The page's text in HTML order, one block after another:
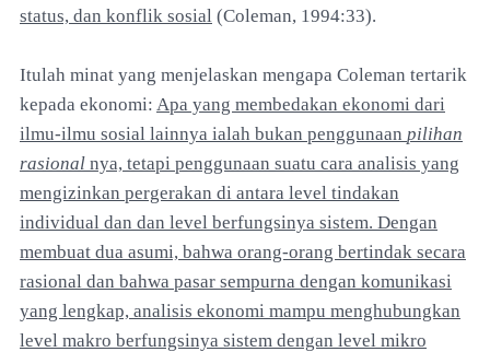
status, dan konflik sosial (Coleman, 1994:33).
Itulah minat yang menjelaskan mengapa Coleman tertarik
kepada ekonomi: Apa yang membedakan ekonomi dari
ilmu-ilmu sosial lainnya ialah bukan penggunaan pilihan
rasional nya, tetapi penggunaan suatu cara analisis yang
mengizinkan pergerakan di antara level tindakan
individual dan dan level berfungsinya sistem. Dengan
membuat dua asumi, bahwa orang-orang bertindak secara
rasional dan bahwa pasar sempurna dengan komunikasi
yang lengkap, analisis ekonomi mampu menghubungkan
level makro berfungsinya sistem dengan level mikro